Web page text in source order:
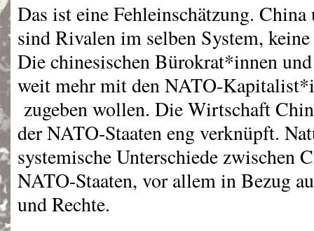
Das ist eine Fehleinschätzung.
sind Rivalen im selben System,
Die chinesischen Bürokrat*innen
weit mehr mit denNATO-
zugeben wollen. Die Wirtschaft
derNATO-Staaten eng verknüpft.
systemische Unterschiede zwischen
NATO-Staaten, vor allem in Bezug
und Rechte.